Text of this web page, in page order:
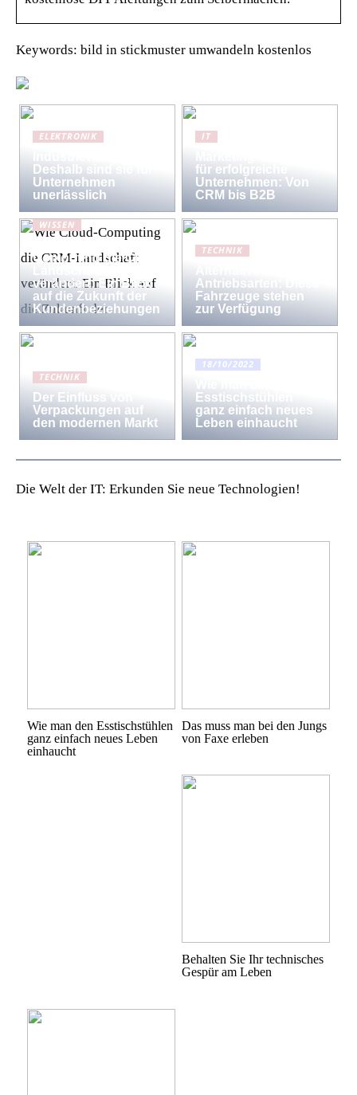
Keywords: bild in stickmuster umwandeln kostenlos
ELEKTRONIK
Deshalb sind sie für
Unternehmen
unerlässlich
IT
für erfolgreiche
Unternehmen: Von
CRM bis B2B
WISSEN
Computing die CRM-
verändert: Ein Blick
auf die Zukunft der
Kundenbeziehungen
TECHNIK
Antriebsarten: Diese
Fahrzeuge stehen
zur Verfügung
TECHNIK
Der Einfluss von
Verpackungen auf
den modernen Markt
18/10/2022
Esstischstühlen
ganz einfach neues
Leben einhaucht
Die Welt der IT: Erkunden Sie neue Technologien!
Wie man den Esstischstühlen
ganz einfach neues Leben
einhaucht
Das muss man bei den Jungs
von Faxe erleben
Behalten Sie Ihr technisches
Gespür am Leben